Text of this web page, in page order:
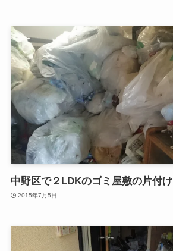
中野区で２LDKのゴミ屋敷の片付け
2015年7月5日